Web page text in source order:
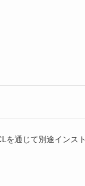
を通じて別途インスト